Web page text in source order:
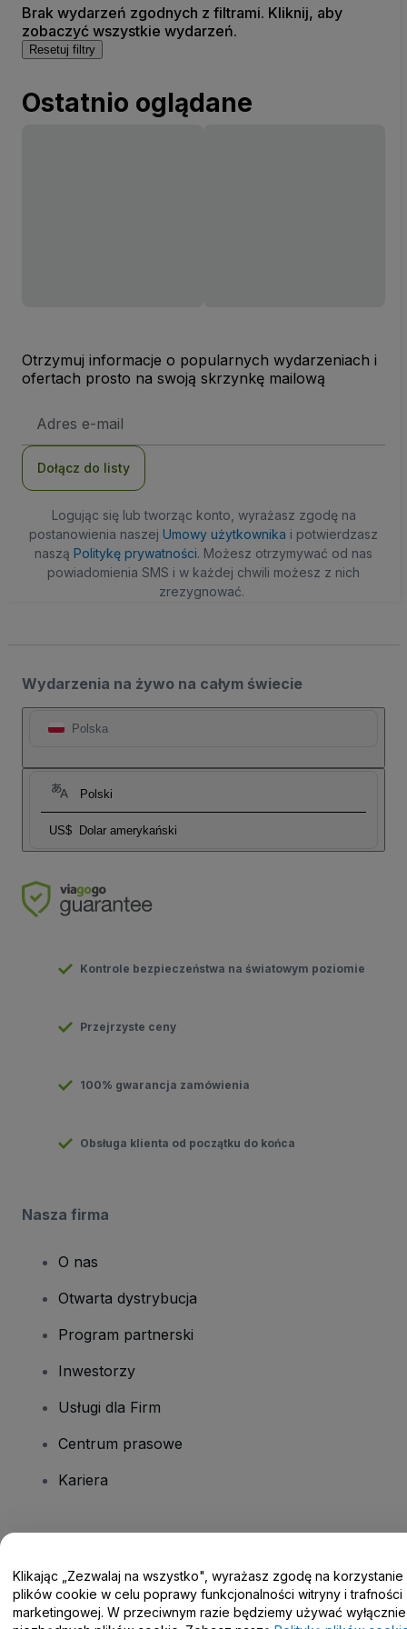
Brak wydarzeń zgodnych z filtrami. Kliknij, aby
zobaczyć wszystkie wydarzeń.
Resetuj filtry
Ostatnio oglądane
Otrzymuj informacje o popularnych wydarzeniach i
ofertach prosto na swoją skrzynkę mailową
e-
Dołącz do listy
Logując się lub tworząc konto, wyrażasz zgodę na
postanowienia naszej Umowy użytkownika i potwierdzasz
naszą Politykę prywatności. Możesz otrzymywać od nas
powiadomienia SMS i w każdej chwili możesz z nich
zrezygnować.
Wydarzenia na żywo na całym świecie
Polska
Polski
US$ Dolar amerykański
Kontrole bezpieczeństwa na światowym poziomie
Przejrzyste ceny
100% gwarancja zamówienia
Obsługa klienta od początku do końca
Nasza firma
O nas
Otwarta dystrybucja
Program partnerski
Inwestorzy
Usługi dla Firm
Centrum prasowe
Kariera
Centrum pomocy / Skontaktuj się z nami
Klikając „Zezwalaj na wszystko", wyrażasz zgodę na korzystanie
plików cookie w celu poprawy funkcjonalności witryny i trafności
marketingowej. W przeciwnym razie będziemy używać wyłącznie